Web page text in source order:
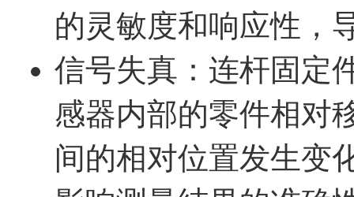
的灵敏度和响应性，
信号失真：连杆固定
感器内部的零件相对
间的相对位置发生变